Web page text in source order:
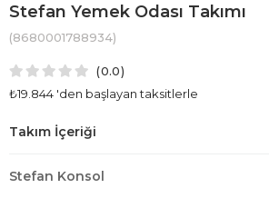
Stefan Yemek Odası Takımı
(8680001788934)
0.0
₺19.844 'den başlayan taksitlerle
Stefan Konsol